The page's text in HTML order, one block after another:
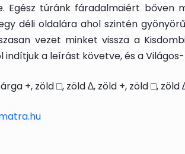
Egész túránk fáradalmaiért bőven
déli oldalára ahol szintén
vezet minket vissza a
a leírást követve, és a
+, zöld □, zöld ∆, zöld +, zöld □, zöld